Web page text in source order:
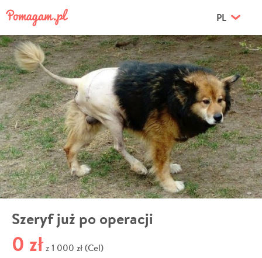
PL
Szeryf już po operacji
0 zł z 1 000 zł (Cel)